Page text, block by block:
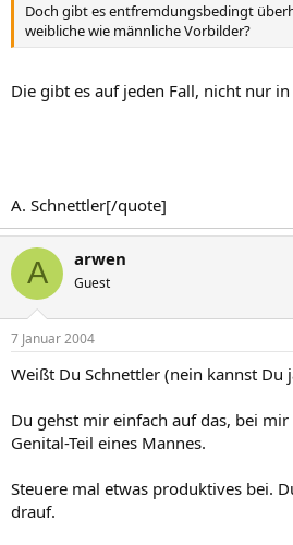
Doch gibt es entfremdungsbedingt
weibliche wie männliche Vorbilder?
Die gibt es auf jeden Fall, nicht nur
A. Schnettler[/quote]
A arwen
Guest
7 Januar 2004
Weißt Du Schnettler (nein kannst Du
Du gehst mir einfach auf das, bei
Genital-Teil eines Mannes.
Steuere mal etwas produktives bei.
drauf.